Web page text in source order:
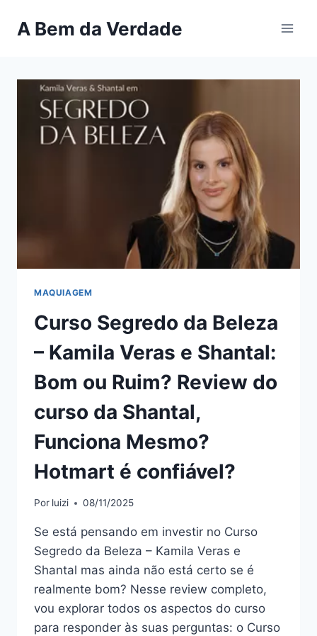
paraA Bem da Verdade
MAQUIAGEM
Curso Segredo da Beleza
– Kamila Veras e Shantal:
Bom ou Ruim? Review do
curso da Shantal,
Funciona Mesmo?
Hotmart é confiável?
Por luizi 08/11/2025
Se está pensando em investir no Curso
Segredo da Beleza – Kamila Veras e
Shantal mas ainda não está certo se é
realmente bom? Nesse review completo,
vou explorar todos os aspectos do curso
para responder às suas perguntas: o Curso